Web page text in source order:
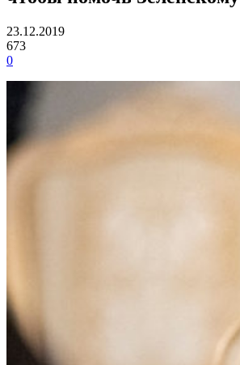
23.12.2019
673
0